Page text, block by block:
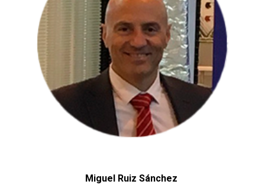
Miguel Ruiz Sánchez